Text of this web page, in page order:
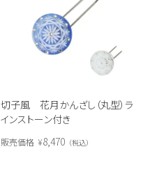
切子風 花月かんざし（丸型）ラ
インストーン付き
販売価格 ¥8,470 税込